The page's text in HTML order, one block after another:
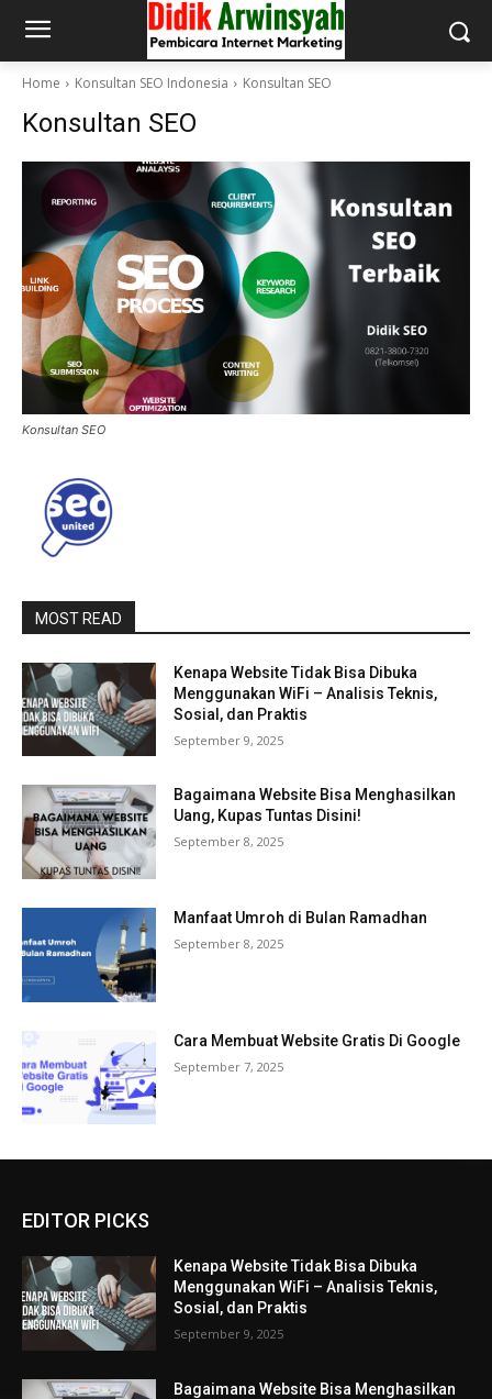
Home Konsultan SEO Indonesia Konsultan SEO
Konsultan SEO
Konsultan SEO
MOST READ
Kenapa Website Tidak Bisa Dibuka
Menggunakan WiFi – Analisis Teknis,
Sosial, dan Praktis
September 9, 2025
Bagaimana Website Bisa Menghasilkan
Uang, Kupas Tuntas Disini!
September 8, 2025
Manfaat Umroh di Bulan Ramadhan
September 8, 2025
Cara Membuat Website Gratis Di Google
September 7, 2025
EDITOR PICKS
Kenapa Website Tidak Bisa Dibuka
Menggunakan WiFi – Analisis Teknis,
Sosial, dan Praktis
September 9, 2025
Bagaimana Website Bisa Menghasilkan